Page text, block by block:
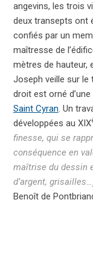
angevins, les trois
deux transepts ont
confiés par un
maîtresse de
mètres de hauteur,
Joseph veille sur le
droit est orné
Saint Cyran. Un
développées au XIX
finesse, qui se
conséquence en
maîtrise du dessin
d’argent,
Benoît de